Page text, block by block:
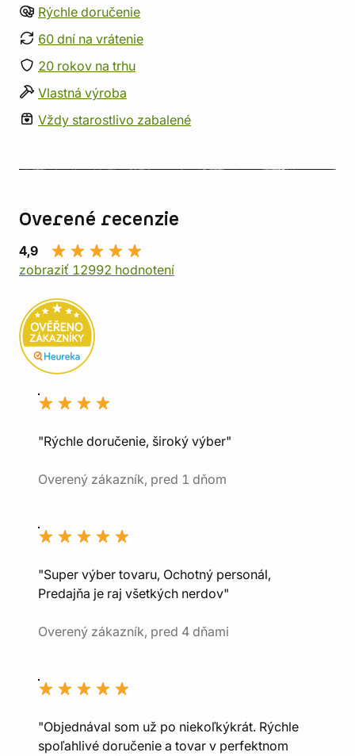
Rýchle doručenie
60 dní na vrátenie
20 rokov na trhu
Vlastná výroba
Vždy starostlivo zabalené
Overené recenzie
4,9
zobraziť 12992 hodnotení
"Rýchle doručenie, široký výber"
Overený zákazník, pred 1 dňom
"Super výber tovaru, Ochotný personál,
Predajňa je raj všetkých nerdov"
Overený zákazník, pred 4 dňami
"Objednával som už po niekoľkýkrát. Rýchle
spoľahlivé doručenie a tovar v perfektnom